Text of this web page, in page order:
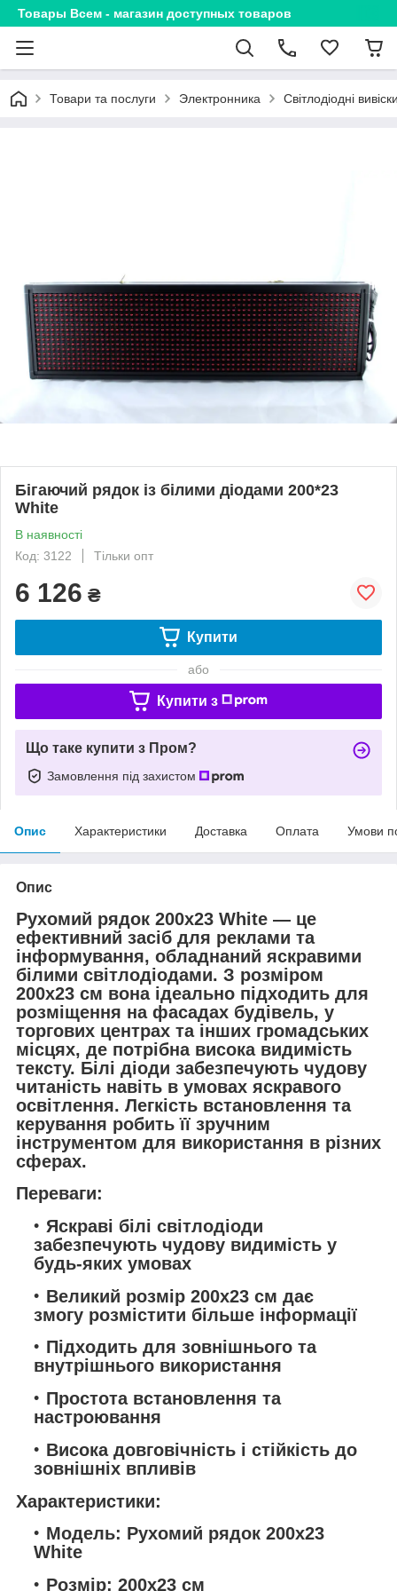
Товары Всем - магазин доступных товаров
Товари та послуги Электронника Світлодіодні
Бігаючий рядок із білими діодами 200*23
White
В наявності
Код: 3122
Тільки опт
6 126 ₴
Купити
або
Купити з
Що таке купити з Пром?
Замовлення під захистом
Опис Характеристики Доставка Оплата Умови
Опис
Рухомий рядок 200x23 White — це
ефективний засіб для реклами та
інформування, обладнаний яскравими
білими світлодіодами. З розміром
200x23 см вона ідеально підходить для
розміщення на фасадах будівель, у
торгових центрах та інших громадських
місцях, де потрібна висока видимість
тексту. Білі діоди забезпечують чудову
читаність навіть в умовах яскравого
освітлення. Легкість встановлення та
керування робить її зручним
інструментом для використання в різних
сферах.
Переваги:
Яскраві білі світлодіоди
забезпечують чудову видимість у
будь-яких умовах
Великий розмір 200x23 см дає
змогу розмістити більше інформації
Підходить для зовнішнього та
внутрішнього використання
Простота встановлення та
настроювання
Висока довговічність і стійкість до
зовнішніх впливів
Характеристики:
Модель: Рухомий рядок 200x23
White
Розмір: 200x23 см